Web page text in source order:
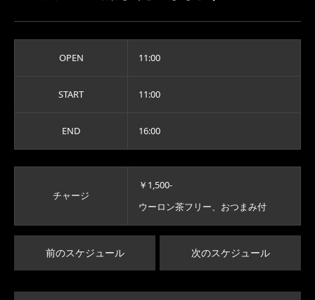
OPEN 11:00
START 11:00
END 16:00
チャージ
￥1,500-
ウーロン茶フリー、おつまみ付
前のスケジュール 次のスケジュール